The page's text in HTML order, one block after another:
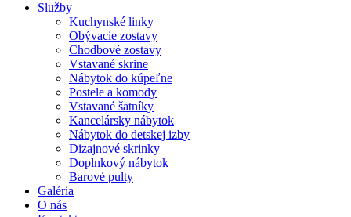
Služby
Kuchynské linky
Obývacie zostavy
Chodbové zostavy
Vstavané skrine
Nábytok do kúpeľne
Postele a komody
Vstavané šatníky
Kancelársky nábytok
Nábytok do detskej izby
Dizajnové skrinky
Doplnkový nábytok
Barové pulty
Galéria
O nás